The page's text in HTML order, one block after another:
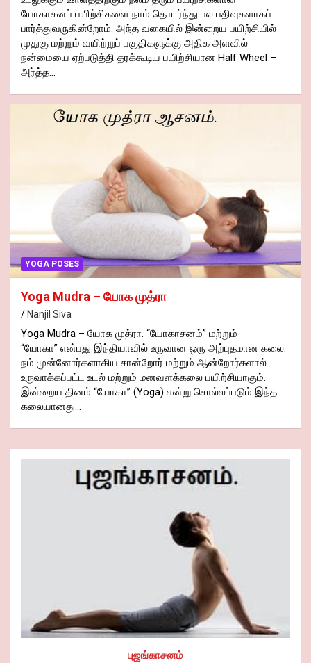
யோகாசனப் பயிற்சிகளை நாம் தொடர்ந்து பல பதிவுகளாகப்
பார்த்துவருகின்றோம். அந்த வகையில் இன்றைய பயிற்சியில்
முதுகு மற்றும் வயிற்றுப் பகுதிகளுக்கு அதிக அளவில்
நன்மையை ஏற்படுத்தி தரக்கூடிய பயிற்சியான Half Wheel –
அர்த்த…
YOGA POSES
Yoga Mudra – யோக முத்ரா
Nanjil Siva
Yoga Mudra – யோக முத்ரா. “யோகாசனம்” மற்றும்
“யோகா” என்பது இந்தியாவில் உருவான ஒரு அற்புதமான கலை.
நம் முன்னோர்களாகிய சான்றோர் மற்றும் ஆன்றோர்களால்
உருவாக்கப்பட்ட உடல் மற்றும் மனவளக்கலை பயிற்சியாகும்.
இன்றைய தினம் “யோகா” (Yoga) என்று சொல்லப்படும் இந்த
கலையானது…
புஜங்காசனம்